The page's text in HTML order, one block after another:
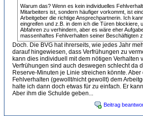
Warum das? Wenn es kein individuelles
Mitarbeiters ist, sondern häufiger vorkommt, ist
Arbeitgeber die richtige Ansprechpartnerin. Ich
eingreifen und z.B. in dem ich die Türen blockiere,
Abfahren zu verhindern, aber es wäre eher
massenhaftes Fehlverhalten seiner Beschäftigten
Doch. Die BVG hat ihrerseits, wie jedes Jahr
darauf hingewiesen, dass Verfrühungen zu
kann dies individuell mit dem nötigen Verhalten
Verfrühungen sind auch deswegen schlecht da
Reserve-Minuten je Linie streichen könnte.
Fehlverhalten (gewollt/nicht gewollt) dem
halte ich dann doch etwas für zu einfach. Er
Aber ihm die Schulde geben...
Beitrag